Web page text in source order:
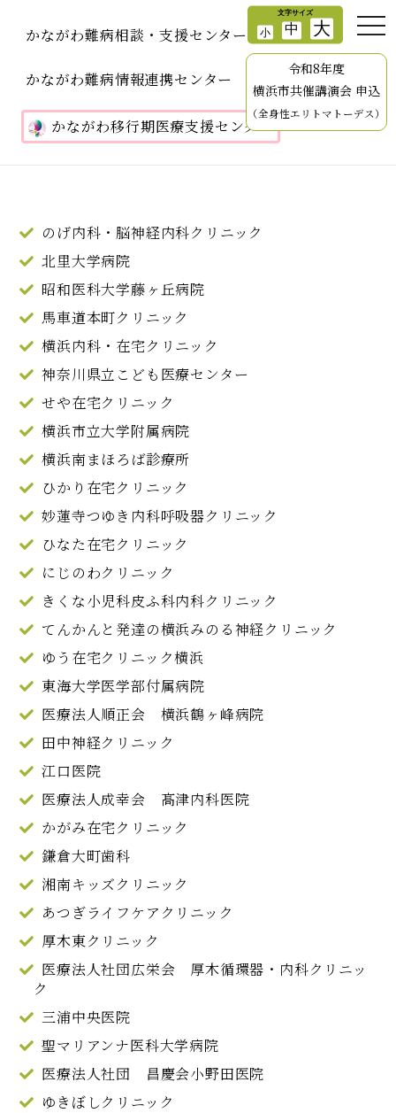
かながわ難病相談・支援センター
かながわ難病情報連携センター
かながわ移行期医療支援センター
令和8年度
横浜市共催講演会 申込
（全身性エリトマトーデス）
のげ内科・脳神経内科クリニック
北里大学病院
昭和医科大学藤ヶ丘病院
馬車道本町クリニック
横浜内科・在宅クリニック
神奈川県立こども医療センター
せや在宅クリニック
横浜市立大学附属病院
横浜南まほろば診療所
ひかり在宅クリニック
妙蓮寺つゆき内科呼吸器クリニック
ひなた在宅クリニック
にじのわクリニック
きくな小児科皮ふ科内科クリニック
てんかんと発達の横浜みのる神経クリニック
ゆう在宅クリニック横浜
東海大学医学部付属病院
医療法人順正会 横浜鶴ヶ峰病院
田中神経クリニック
江口医院
医療法人成幸会 髙津内科医院
かがみ在宅クリニック
鎌倉大町歯科
湘南キッズクリニック
あつぎライフケアクリニック
厚木東クリニック
医療法人社団広栄会 厚木循環器・内科クリニッ
ク
三浦中央医院
聖マリアンナ医科大学病院
医療法人社団 昌慶会小野田医院
ゆきぼしクリニック